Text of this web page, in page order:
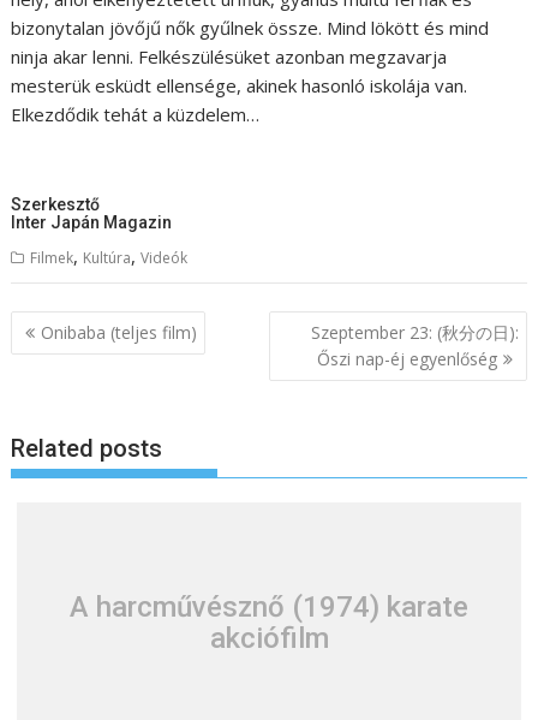
bizonytalan jövőjű nők gyűlnek össze. Mind lökött és mind
ninja akar lenni. Felkészülésüket azonban megzavarja
mesterük esküdt ellensége, akinek hasonló iskolája van.
Elkezdődik tehát a küzdelem…
Szerkesztő
Inter Japán Magazin
Filmek, Kultúra,Videók
B
e
g
y
Onibaba (teljes film)
Szeptember 23: (秋分の日):
Őszi nap-éj egyenlőség
Related posts
A harcművésznő (1974) karate
akciófilm